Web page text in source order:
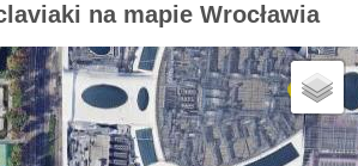
na mapie Wrocławia